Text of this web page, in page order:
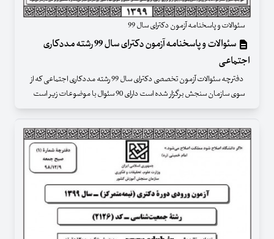
سئوالات و پاسخنامه آزمون دکترای سال 99
سئوالات و پاسخنامه آزمون دکترای سال 99 رشته مددکاری
اجتماعی
دفترچه سئوالات آزمون تخصصی دکترای سال 99 رشته مددکاری اجتماعی که از
سوی سازمان سنجش برگزار شده است دارای 90 سئوال با موضوعات زیر است